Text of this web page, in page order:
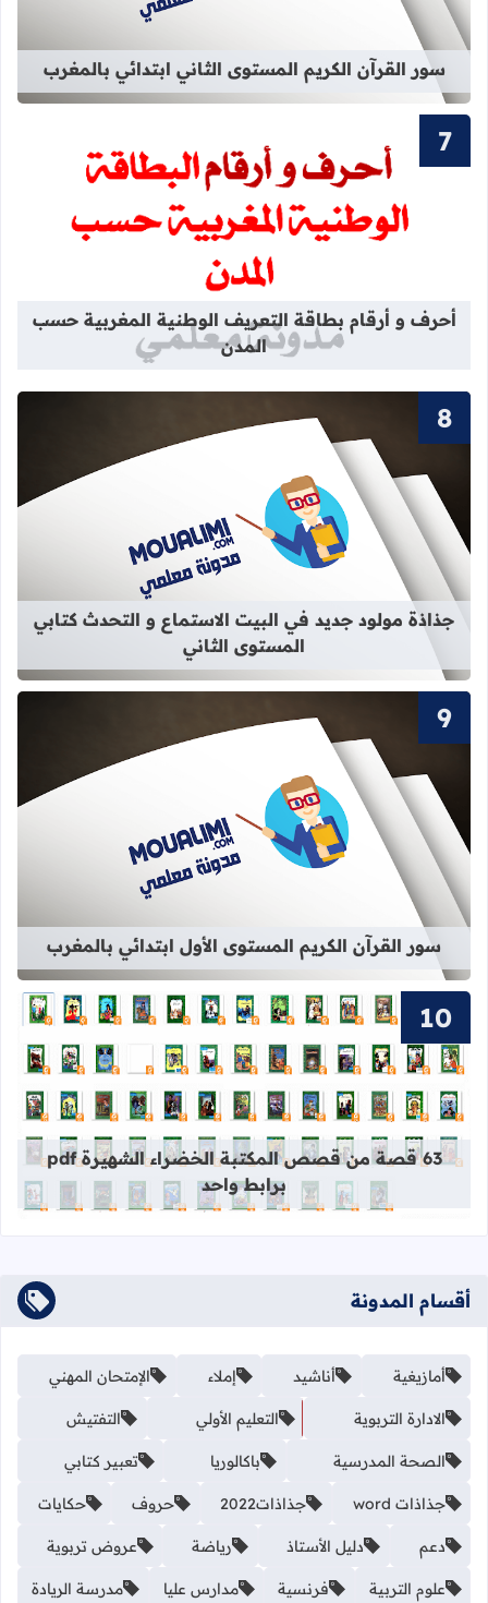
سور القرآن الكريم المستوى الثاني ابتدائي بالمغرب
قراءة المزيد عن أحرف و أرقام
أحرف و أرقام بطاقة التعريف الوطنية المغربية حسب
المدن
قراءة المزيد عن جذاذة مولود جديد
جذاذة مولود جديد في البيت الاستماع و التحدث كتابي
المستوى الثاني
قراءة المزيد عن سور القرآن الكريم
سور القرآن الكريم المستوى الأول ابتدائي بالمغرب
قراءة المزيد عن 63 قصة من قصص المكتبة الخضراء الشهيرة pdf برابط واحد
63 قصة من قصص المكتبة الخضراء الشهيرة pdf
برابط واحد
أقسام المدونة
أمازيغية أناشيد إملاء الإمتحان المهني
الادارة التربوية التعليم الأولي التفتيش
الصحة المدرسية باكالوريا تعبير كتابي
جذاذات word جذاذات2022 حروف حكايات
دعم دليل الأستاذ رياضة عروض تربوية
علوم التربية فرنسية مدارس عليا مدرسة الريادة